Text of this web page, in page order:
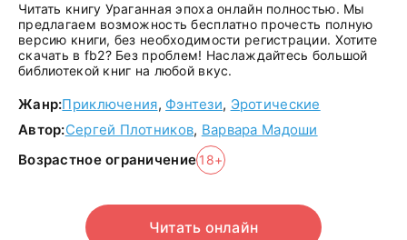
Читать книгу Ураганная эпоха онлайн полностью. Мы
предлагаем возможность бесплатно прочесть полную
версию книги, без необходимости регистрации. Хотите
скачать в fb2? Без проблем! Наслаждайтесь большой
библиотекой книг на любой вкус.
Жанр:Приключения, Фэнтези, Эротические
Автор:Сергей Плотников, Варвара Мадоши
Возрастное ограничение 18+
Читать онлайн